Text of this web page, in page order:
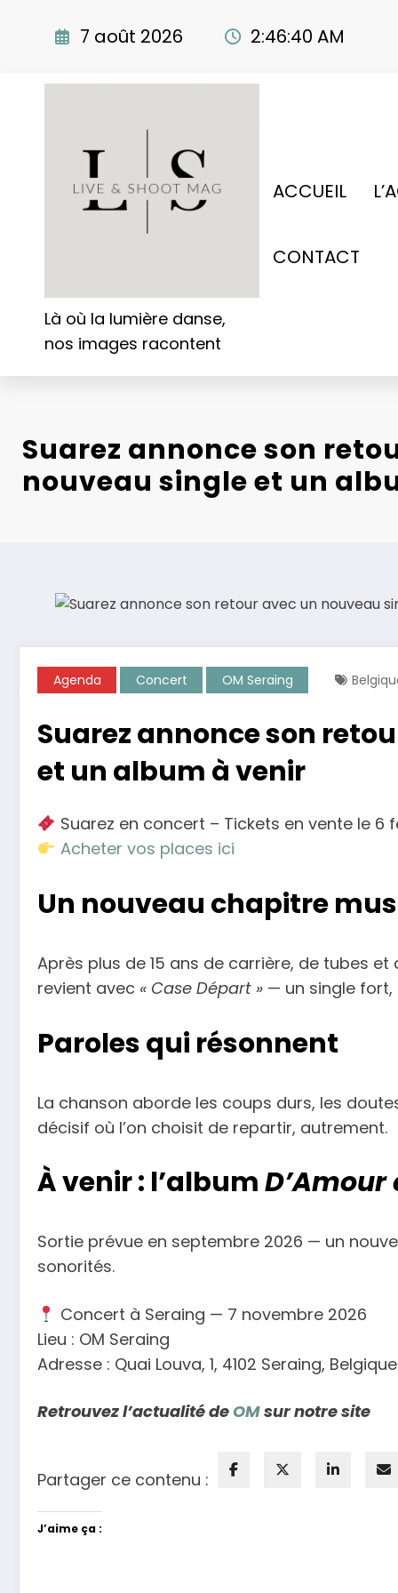
7 août 2026 2:46:41 AM
Là où la lumière danse,
nos images racontent
ACCUEIL
CONTACT
Suarez annonce son
nouveau single et un
Agenda Concert OM Seraing
Suarez annonce son
et un album à venir
Suarez en concert – Tickets en vente le 6
Acheter vos places ici
Un nouveau chapitre
Après plus de 15 ans de carrière, de tubes
revient avec « Case Départ » — un single
Paroles qui résonnent
La chanson aborde les coups durs, les
décisif où l’on choisit de repartir, autrement.
À venir : l’albumD’Amour
Sortie prévue en septembre 2026 — un
sonorités.
Concert à Seraing — 7 novembre 2026
Lieu : OM Seraing
Adresse : Quai Louva, 1, 4102 Seraing, Belgique
Retrouvez l’actualité de OMsur notre site
Partager ce contenu :
J’aime ça :